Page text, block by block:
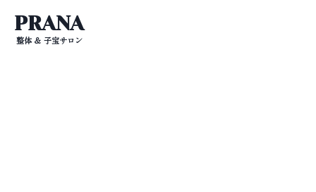
PRANA
整体 ＆ 子宝サロン